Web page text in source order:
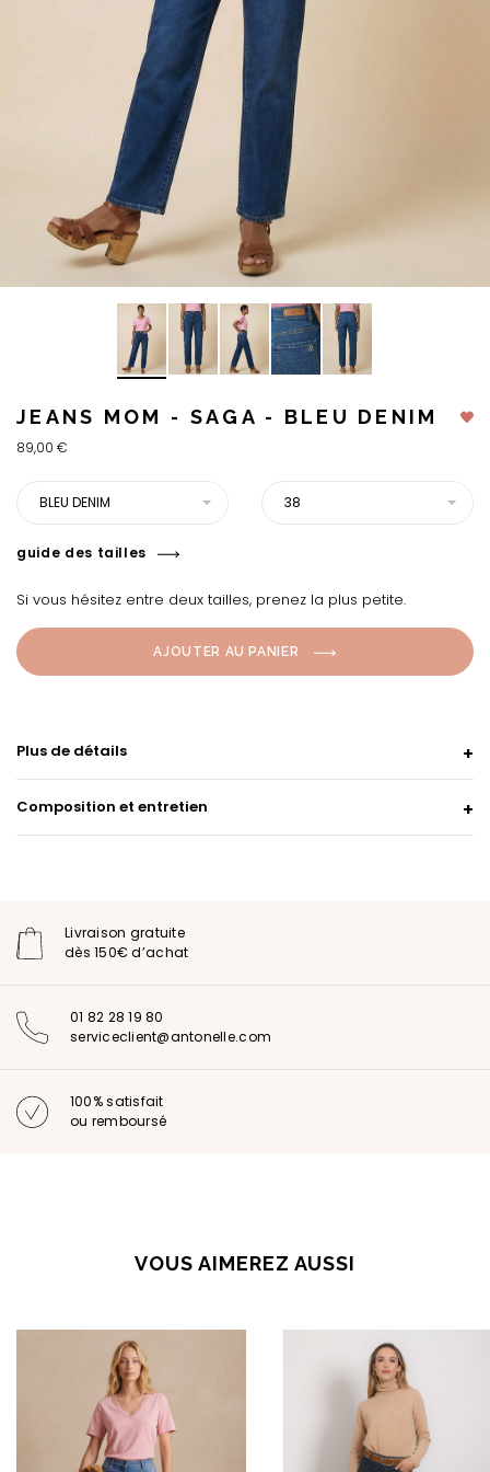
JEANS MOM - SAGA - BLEU DENIM
89,00 €
BLEU DENIM 38
guide des tailles
Si vous hésitez entre deux tailles, prenez la plus petite.
AJOUTER AU PANIER
Plus de détails
Composition et entretien
Livraison gratuite
dès 150€ d’achat
01 82 28 19 80
serviceclient@antonelle.com
100% satisfait
ou remboursé
VOUS AIMEREZ AUSSI